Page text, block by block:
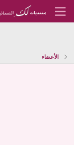
الأعضاء